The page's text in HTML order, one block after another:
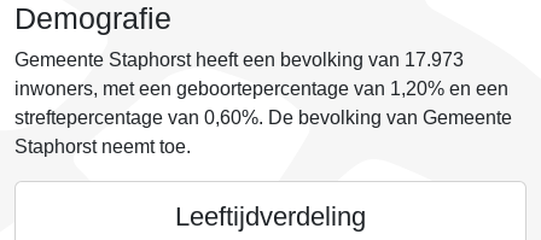
Demografie
Gemeente Staphorst heeft een bevolking van 17.973
inwoners, met een geboortepercentage van 1,20% en een
streftepercentage van 0,60%. De bevolking van Gemeente
Staphorst neemttoe.
Leeftijdverdeling